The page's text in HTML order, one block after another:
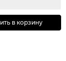
в корзину